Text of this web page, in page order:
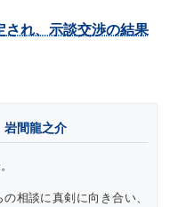
れ、示談交渉の結果
間龍之介
相談に真剣に向き合い、